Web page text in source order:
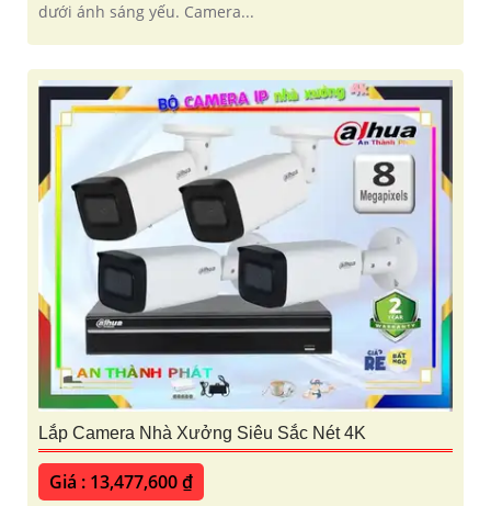
dưới ánh sáng yếu. Camera...
Lắp Camera Nhà Xưởng Siêu Sắc Nét 4K
Giá : 13,477,600 ₫